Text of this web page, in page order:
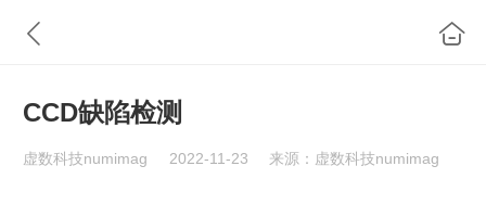
CCD缺陷检测
虚数科技numimag 2022-11-23 来源：虚数科技numimag